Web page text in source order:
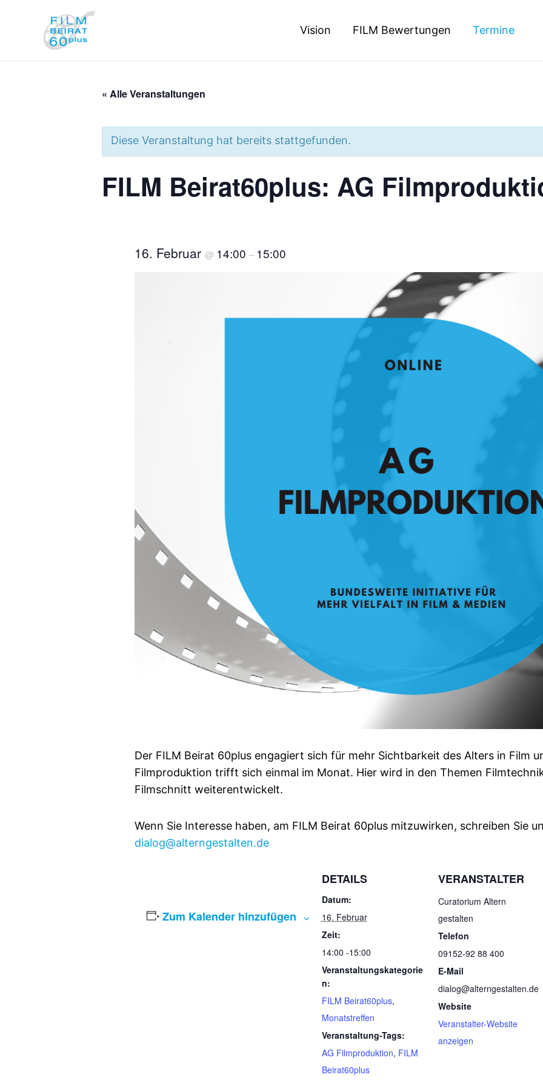
springen
Vision FILM Bewertungen Termine
« Alle Veranstaltungen
Diese Veranstaltung hat bereits stattgefunden.
FILM Beirat60plus: AG
16. Februar @ 14:00 – 15:00
Der FILM Beirat 60plus engagiert sich für mehr Sichtbarkeit des Alters in Film
Filmproduktion trifft sich einmal im Monat. Hier wird in den Themen
Filmschnitt weiterentwickelt.
Wenn Sie Interesse haben, am FILM Beirat 60plus mitzuwirken, schreiben Sie
dialog@alterngestalten.de
Zum Kalender hinzufügen
DETAILS
Datum:
16. Februar
Zeit:
14:00 -15:00
Veranstaltungskategorie
n:
FILM Beirat60plus,
Monatstreffen
Veranstaltung-Tags:
AG Filmproduktion, FILM
Beirat60plus
VERANSTALTER
Curatorium Altern
gestalten
Telefon
09152-92 88 400
E-Mail
dialog@alterngestalten.de
Website
Veranstalter-Website
anzeigen